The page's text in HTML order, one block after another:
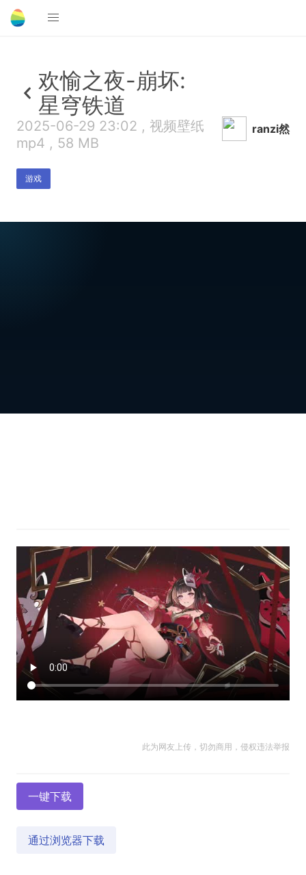
欢愉之夜-崩坏:
星穹铁道
2025-06-29 23:02 , 视频壁纸
mp4 , 58 MB
游戏
ranzi然
此为网友上传，切勿商用，侵权违法举报
一键下载
通过浏览器下载